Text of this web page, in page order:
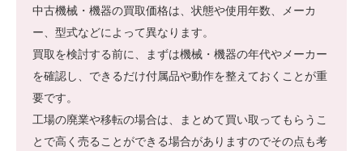
中古機械・機器の買取価格は、状態や使用年数、メーカ
ー、型式などによって異なります。
買取を検討する前に、まずは機械・機器の年代やメーカー
を確認し、できるだけ付属品や動作を整えておくことが重
要です。
工場の廃業や移転の場合は、まとめて買い取ってもらうこ
とで高く売ることができる場合がありますのでその点も考